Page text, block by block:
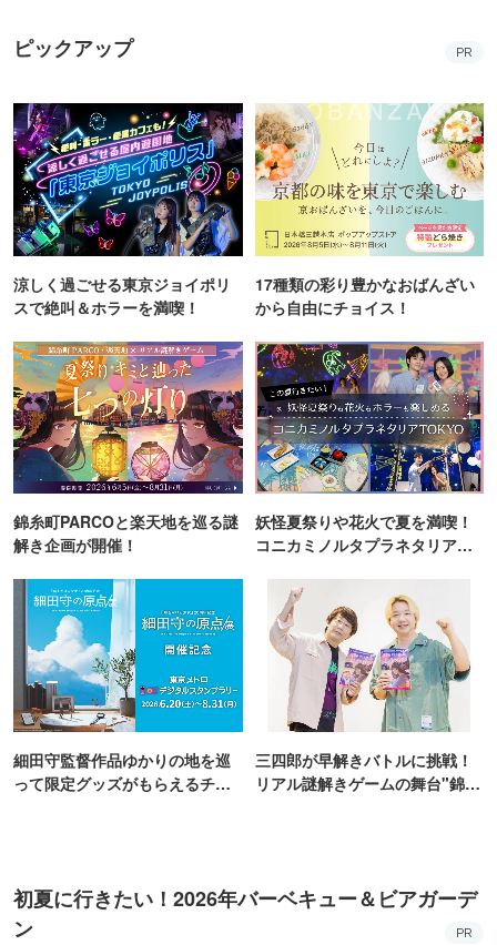
ピックアップ PR
涼しく過ごせる東京ジョイポリ
スで絶叫＆ホラーを満喫！
17種類の彩り豊かなおばんざい
から自由にチョイス！
錦糸町PARCOと楽天地を巡る謎
解き企画が開催！
妖怪夏祭りや花火で夏を満喫！
コニカミノルタプラネタリア
細田守監督作品ゆかりの地を巡
って限定グッズがもらえるチャ
三四郎が早解きバトルに挑戦！
リアル謎解きゲームの舞台"錦糸
初夏に行きたい！2026年バーベキュー＆ビアガーデ
ン
PR